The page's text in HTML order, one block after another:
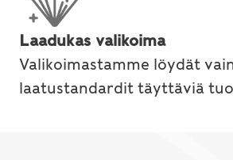
Laadukas valikoima
Valikoimastamme löydät
laatustandardit täyttäviä